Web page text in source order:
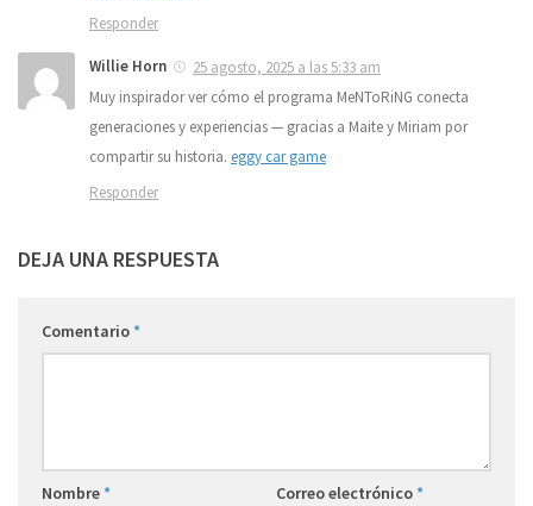
Responder
Willie Horn
25 agosto, 2025 a las 5:33 am
Muy inspirador ver cómo el programa MeNToRiNG conecta
generaciones y experiencias — gracias a Maite y Miriam por
compartir su historia. eggy car game
Responder
DEJA UNA RESPUESTA
Comentario*
Nombre* Correo electrónico*